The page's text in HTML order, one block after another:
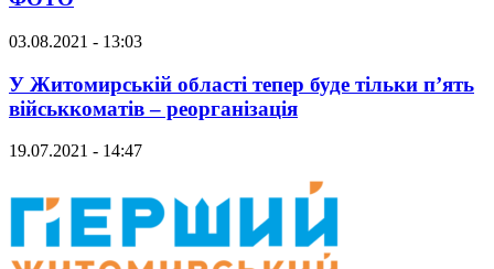
03.08.2021 - 13:03
У Житомирській області тепер буде тільки п’ять
військкоматів – реорганізація
19.07.2021 - 14:47